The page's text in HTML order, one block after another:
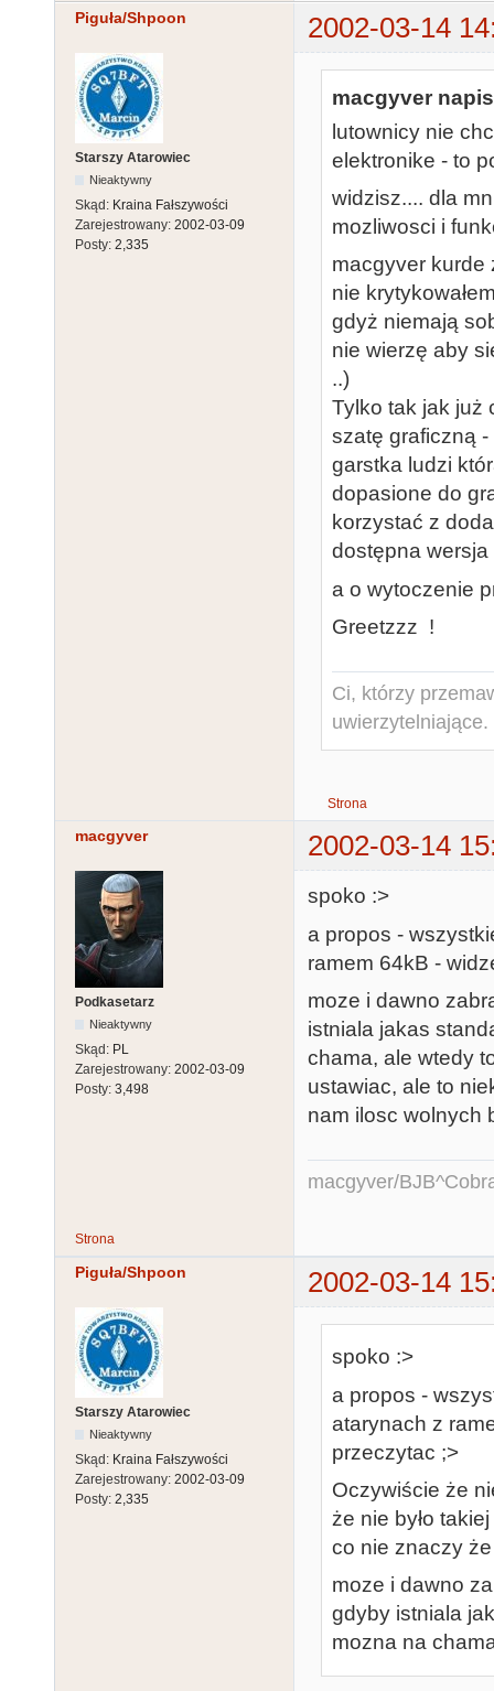
Piguła/Shpoon 2002-03-14
Starszy Atarowiec
Nieaktywny
Skąd: Kraina Fałszywości
Zarejestrowany: 2002-03-09
Posty: 2,335
macgyver
lutownicy nie
elektronike - to
widzisz.... dla
mozliwosci i
macgyver kurde
nie
gdyż niemają
nie wierzę aby
..)
Tylko tak jak już
szatę graficzną -
garstka ludzi
dopasione do
korzystać z
dostępna wersja
a o wytoczenie
Greetzzz !
Ci, którzy
uwierzytelniające.
Strona
macgyver 2002-03-14
Podkasetarz
Nieaktywny
Skąd: PL
Zarejestrowany: 2002-03-09
Posty: 3,498
spoko :>
a propos -
ramem 64kB -
moze i dawno
istniala jakas
chama, ale wtedy
ustawiac, ale to
nam ilosc wolnych
macgyver/
Strona
Piguła/Shpoon 2002-03-14
Starszy Atarowiec
Nieaktywny
Skąd: Kraina Fałszywości
Zarejestrowany: 2002-03-09
Posty: 2,335
spoko :>
a propos -
atarynach z
przeczytac ;>
Oczywiście że
że nie było
co nie znaczy
moze i dawno
gdyby istniala
mozna na